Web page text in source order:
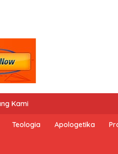
Kami
Teologia Apologetika